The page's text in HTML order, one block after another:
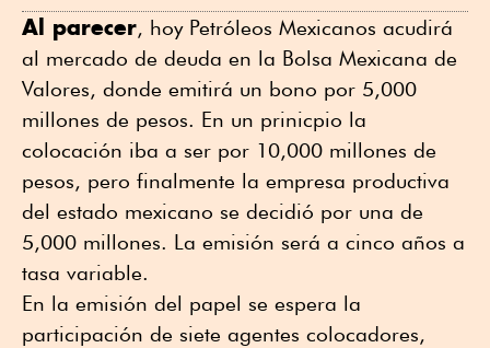
Al parecer, hoy Petróleos Mexicanos acudirá
al mercado de deuda en la Bolsa Mexicana de
Valores, donde emitirá un bono por 5,000
millones de pesos. En un prinicpio la
colocación iba a ser por 10,000 millones de
pesos, pero finalmente la empresa productiva
del estado mexicano se decidió por una de
5,000 millones. La emisión será a cinco años a
tasa variable.
En la emisión del papel se espera la
participación de siete agentes colocadores,